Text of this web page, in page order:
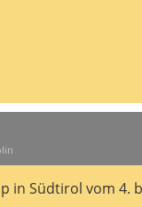
in Südtirol vom 4.